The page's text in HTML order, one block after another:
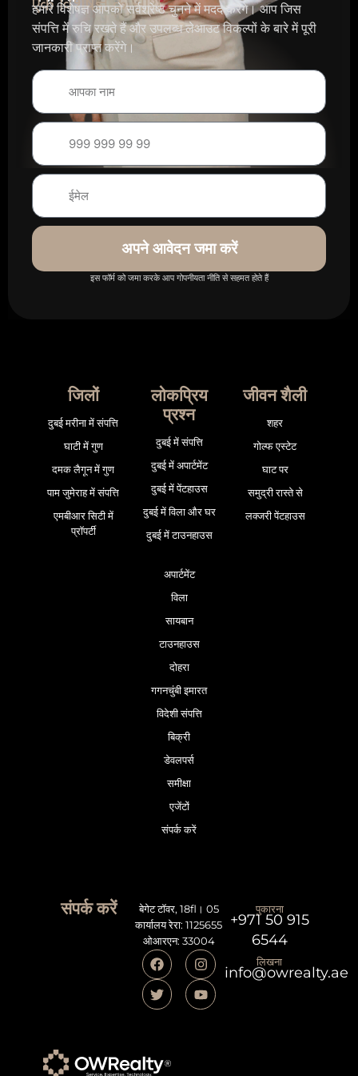
हमारे विशेषज्ञ आपको सर्वश्रेष्ठ चुनने में मदद करेंगे। आप जिस
संपत्ति में रुचि रखते हैं और उपलब्ध लेआउट विकल्पों के बारे में पूरी
जानकारी प्राप्त करेंगे।
अपने आवेदन जमा करें
इस फॉर्म को जमा करके आप गोपनीयता नीति से सहमत होते हैं
जिलों
दुबई मरीना में संपत्ति
घाटी में गुण
दमक लैगून में गुण
पाम जुमेराह में संपत्ति
एमबीआर सिटी में
प्रॉपर्टी
लोकप्रिय
प्रश्न
दुबई में संपत्ति
दुबई में अपार्टमेंट
दुबई में पेंटहाउस
दुबई में विला और घर
दुबई में टाउनहाउस
जीवन शैली
शहर
गोल्फ एस्टेट
घाट पर
समुद्री रास्ते से
लक्जरी पेंटहाउस
अपार्टमेंट
विला
सायबान
टाउनहाउस
दोहरा
गगनचुंबी इमारत
विदेशी संपत्ति
बिक्री
डेवलपर्स
समीक्षा
एजेंटों
संपर्क करें
संपर्क करें
बेगेट टॉवर, 18fl। 05
कार्यालय रेरा: 1125655
ओआरएन: 33004
पुकारना
+971 50 915
6544
लिखना
info@owrealty.ae